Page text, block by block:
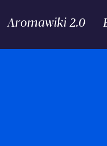
Aromawiki 2.0